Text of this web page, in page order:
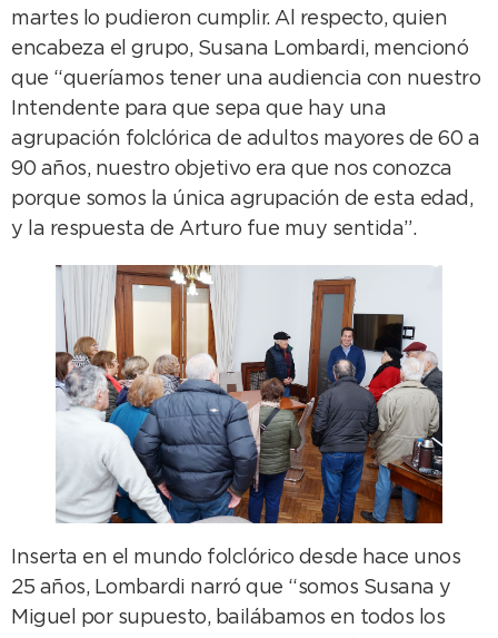
martes lo pudieron cumplir. Al respecto, quien
encabeza el grupo, Susana Lombardi, mencionó
que “queríamos tener una audiencia con nuestro
Intendente para que sepa que hay una
agrupación folclórica de adultos mayores de 60 a
90 años, nuestro objetivo era que nos conozca
porque somos la única agrupación de esta edad,
y la respuesta de Arturo fue muy sentida”.
Inserta en el mundo folclórico desde hace unos
25 años, Lombardi narró que “somos Susana y
Miguel por supuesto, bailábamos en todos los